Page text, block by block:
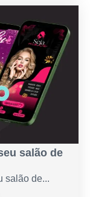
salão de
salão de...